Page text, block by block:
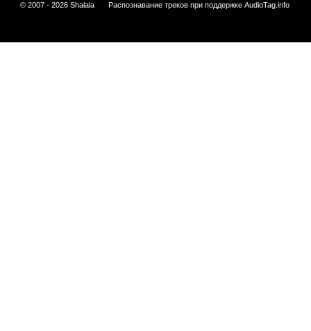
© 2007 - 2026 Shalala Распознавание треков при поддержке AudioTag.info